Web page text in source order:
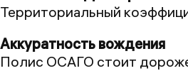
Территориальный
Полис ОСАГО стоит